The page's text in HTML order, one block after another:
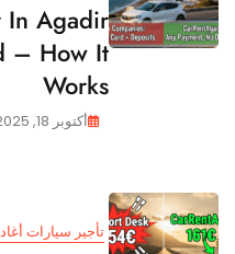
In Agadir
– How It
Works
أكتوبر 18, 2025
تأجير سيارات